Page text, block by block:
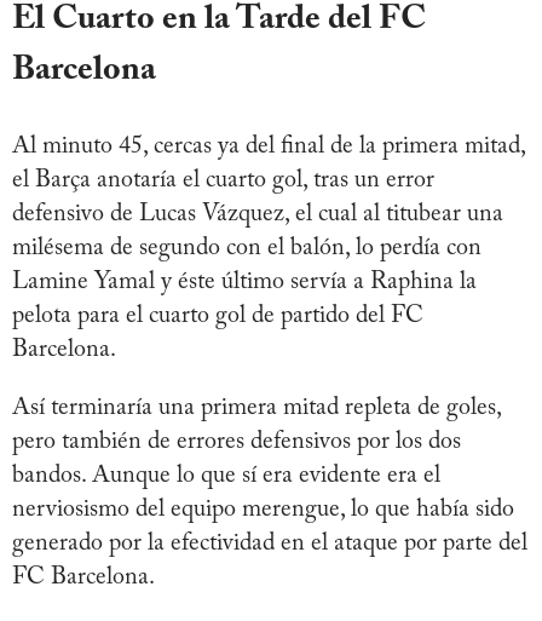
El Cuarto en la Tarde del FC
Barcelona
Al minuto 45, cercas ya del final de la primera mitad,
el Barça anotaría el cuarto gol, tras un error
defensivo de Lucas Vázquez, el cual al titubear una
milésema de segundo con el balón, lo perdía con
Lamine Yamal y éste último servía a Raphina la
pelota para el cuarto gol de partido del FC
Barcelona.
Así terminaría una primera mitad repleta de goles,
pero también de errores defensivos por los dos
bandos. Aunque lo que sí era evidente era el
nerviosismo del equipo merengue, lo que había sido
generado por la efectividad en el ataque por parte del
FC Barcelona.